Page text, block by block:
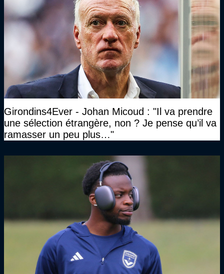
Girondins4Ever - Johan Micoud : "Il va prendre
une sélection étrangère, non ? Je pense qu’il va
ramasser un peu plus…"